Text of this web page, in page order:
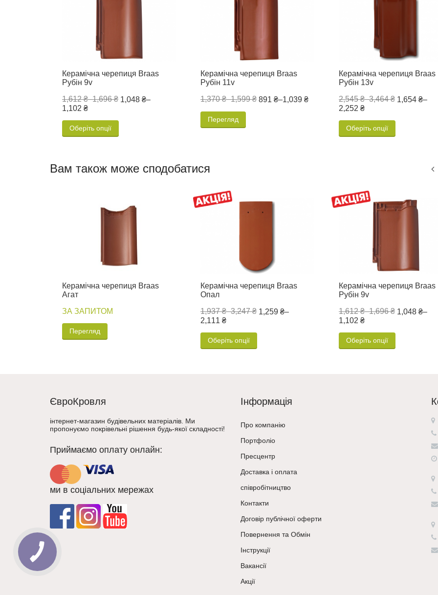
Керамічна черепиця Braas
Рубін 9v
1,612 ₴–1,696 ₴ 1,048 ₴–
1,102 ₴
Оберіть опції
Керамічна черепиця Braas
Рубін 11v
1,370 ₴–1,599 ₴ 891 ₴–1,039 ₴
Перегляд
Керамічна черепиця Braas
Рубін 13v
2,545 ₴–3,464 ₴ 1,654 ₴–
2,252 ₴
Оберіть опції
Вам також може сподобатися
Керамічна черепиця Braas
Агат
ЗА ЗАПИТОМ
Перегляд
Керамічна черепиця Braas
Опал
1,937 ₴–3,247 ₴ 1,259 ₴–
2,111 ₴
Оберіть опції
Керамічна черепиця Braas
Рубін 9v
1,612 ₴–1,696 ₴ 1,048 ₴–
1,102 ₴
Оберіть опції
ЄвроКровля
інтернет-магазин будівельних матеріалів. Ми
пропонуємо покрівельні рішення будь-якої складності!
Приймаємо оплату онлайн:
ми в соціальних мережах
Інформація
Про компанію
Портфоліо
Пресцентр
Доставка і оплата
співробітництво
Контакти
Договір публічної оферти
Повернення та Обмін
Інструкції
Вакансії
Акції